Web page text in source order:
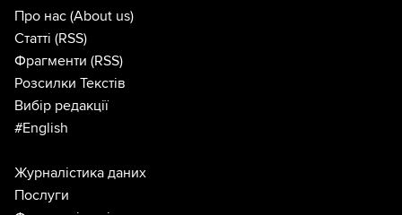
Про нас (About us)
Статті (RSS)
Фрагменти (RSS)
Розсилки Текстів
Вибір редакції
#English
Журналістика даних
Послуги